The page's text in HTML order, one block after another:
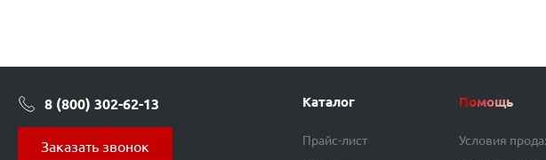
8 (800) 302-62-13
Заказать звонок
Каталог
Прайс-лист
Помощь
Условия